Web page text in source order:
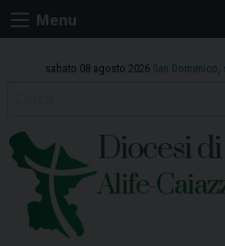
Skip
to
Menu
sabato 08 agosto 2026 San
Diocesi di
Alife-